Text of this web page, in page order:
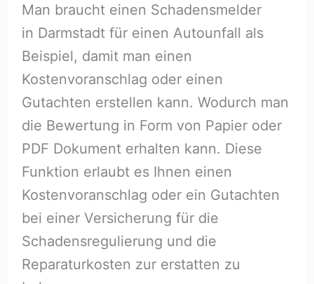
Man braucht einen Schadensmelder
in Darmstadt für einen Autounfall als
Beispiel, damit man einen
Kostenvoranschlag oder einen
Gutachten erstellen kann. Wodurch man
die Bewertung in Form von Papier oder
PDF Dokument erhalten kann. Diese
Funktion erlaubt es Ihnen einen
Kostenvoranschlag oder ein Gutachten
bei einer Versicherung für die
Schadensregulierung und die
Reparaturkosten zur erstatten zu